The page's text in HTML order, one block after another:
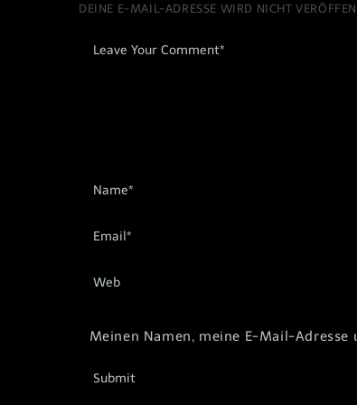
DEINE E-MAIL-ADRESSE WIRD NICHT
Meinen Namen, meine E-Mail-
Submit